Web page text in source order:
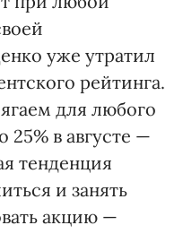
уже утратил
рейтинга.
для любого
25% в августе —
тенденция
и занять
акцию —